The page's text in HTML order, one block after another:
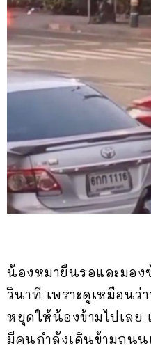
น้องหมายืนรอและมอง
วินาที เพราะดูเหมือนว่
หยุดให้น้องข้ามไปเลย
มีคนกำลังเดินข้ามถน